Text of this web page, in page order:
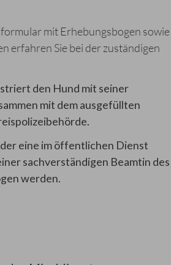
mit Erhebungsbogen sowie
erfahren Sie bei der zuständigen
den Hund mit seiner
mit dem ausgefüllten
ibehörde.
eine im öffentlichen Dienst
sachverständigen Beamtin des
werden.